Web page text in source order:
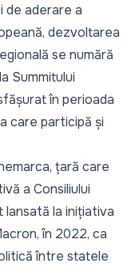
de aderare a
dezvoltarea
se numără
Summitului
în perioada
care participă și
țară care
a Consiliului
lansată la inițiativa
în 2022, ca
între statele